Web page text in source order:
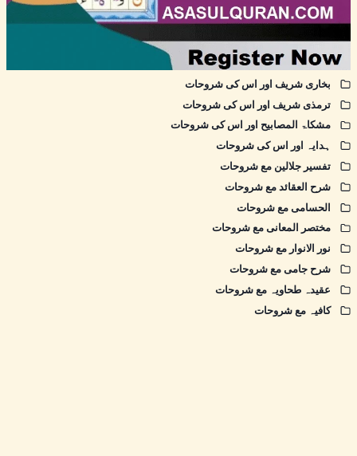
بخاری شریف اور اس کی شروحات
ترمذی شریف اور اس کی شروحات
مشکاۃ المصابیح اور اس کی شروحات
ہدایہ اور اس کی شروحات
تفسیر جلالین مع شروحات
شرح العقائد مع شروحات
الحسامی مع شروحات
مختصر المعانی مع شروحات
نور الانوار مع شروحات
شرح جامی مع شروحات
عقیدہ طحاویہ مع شروحات
کافیہ مع شروحات